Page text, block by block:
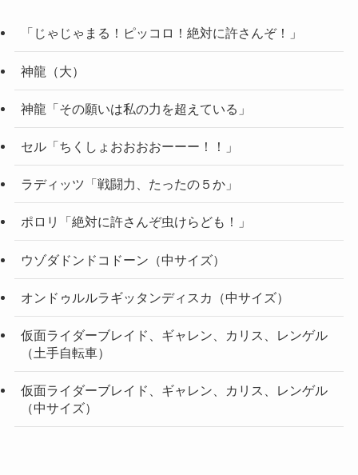
「じゃじゃまる！ピッコロ！絶対に許さんぞ！」
神龍（大）
神龍「その願いは私の力を超えている」
セル「ちくしょおおおおーーー！！」
ラディッツ「戦闘力、たったの５か」
ポロリ「絶対に許さんぞ虫けらども！」
ウゾダドンドコドーン（中サイズ）
オンドゥルルラギッタンディスカ（中サイズ）
仮面ライダーブレイド、ギャレン、カリス、レンゲル
（土手自転車）
仮面ライダーブレイド、ギャレン、カリス、レンゲル
（中サイズ）